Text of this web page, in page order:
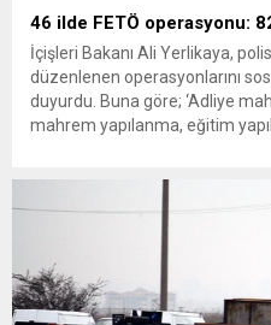
46 ilde FETÖ operasyonu:
İçişleri Bakanı Ali Yerlikaya,
düzenlenen operasyonlarını
duyurdu. Buna göre; ‘Adliye
mahrem yapılanma, eğitim
ankesörlü telefonlarla iletişim
sorumlularla irtibatlı oldukları,